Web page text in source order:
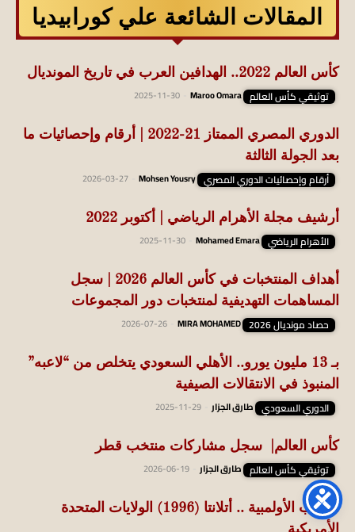
المقالات الشائعة علي كورابيديا
كأس العالم 2022.. الهدافين العرب في تاريخ المونديال
توثيقي كأس العالم Maroo Omara
2025-11-30
الدوري المصري الممتاز 21-2022 | أرقام وإحصائيات ما
بعد الجولة الثالثة
أرقام وإحصائيات الدوري المصري Mohsen Yousry
2026-03-27
أرشيف مجلة الأهرام الرياضي | أكتوبر 2022
الأهرام الرياضي Mohamed Emara
2025-11-30
أهداف المنتخبات في كأس العالم 2026 | سجل
المساهمات التهديفية لمنتخبات دور المجموعات
حصاد مونديال 2026 MIRA MOHAMED
2026-07-26
بـ 13 مليون يورو.. الأهلي السعودي يتخلص من “لاعبه”
المنبوذ في الانتقالات الصيفية
الدوري السعودي طارق الجزار 2025-11-29
كأس العالم| سجل مشاركات منتخب قطر
توثيقي كأس العالم طارق الجزار 2026-06-19
الألعاب الأولمبية .. أتلانتا (1996) الولايات المتحدة